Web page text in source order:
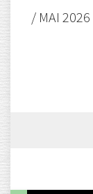
/ MAI 2026